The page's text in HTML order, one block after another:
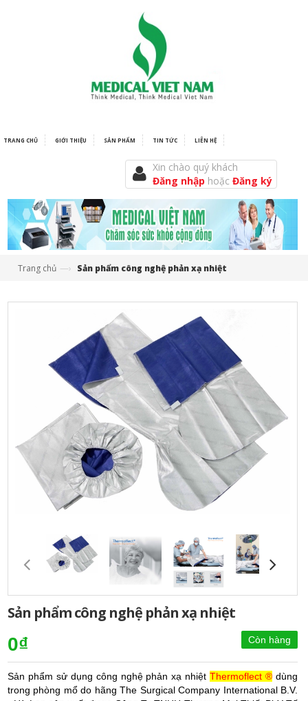
TRANG CHỦ GIỚI THIỆU SẢN PHẨM TIN TỨC LIÊN HỆ
Xin chào quý khách
Đăng nhập hoặcĐăng ký
Trang chủ —› Sản phẩm công nghệ phản xạ nhiệt
Sản phẩm công nghệ phản xạ nhiệt
Còn hàng
0₫
Sản phẩm sử dụng công nghệ phản xạ nhiệtThermoflect ® dùng
trong phòng mổ do hãng The Surgical Company International B.V.